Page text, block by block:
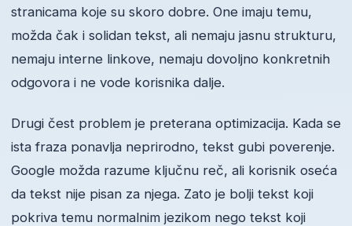
stranicama koje su skoro dobre. One imaju temu,
možda čak i solidan tekst, ali nemaju jasnu strukturu,
nemaju interne linkove, nemaju dovoljno konkretnih
odgovora i ne vode korisnika dalje.
Drugi čest problem je preterana optimizacija. Kada se
ista fraza ponavlja neprirodno, tekst gubi poverenje.
Google možda razume ključnu reč, ali korisnik oseća
da tekst nije pisan za njega. Zato je bolji tekst koji
pokriva temu normalnim jezikom nego tekst koji